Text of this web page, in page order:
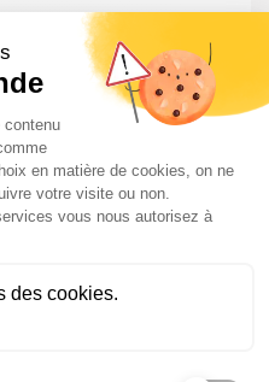
du
contenu
en matière de cookies, on ne
votre visite ou non.
vous nous autorisez à
des cookies.
clientèle
la relation client
un événement
l’information
digitale
un réseau de